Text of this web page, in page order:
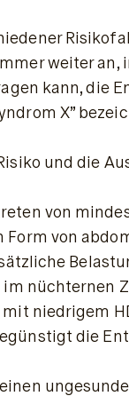
weiter
kann, die
X”
und die
von
Form von
nüchternen
niedrigem
die